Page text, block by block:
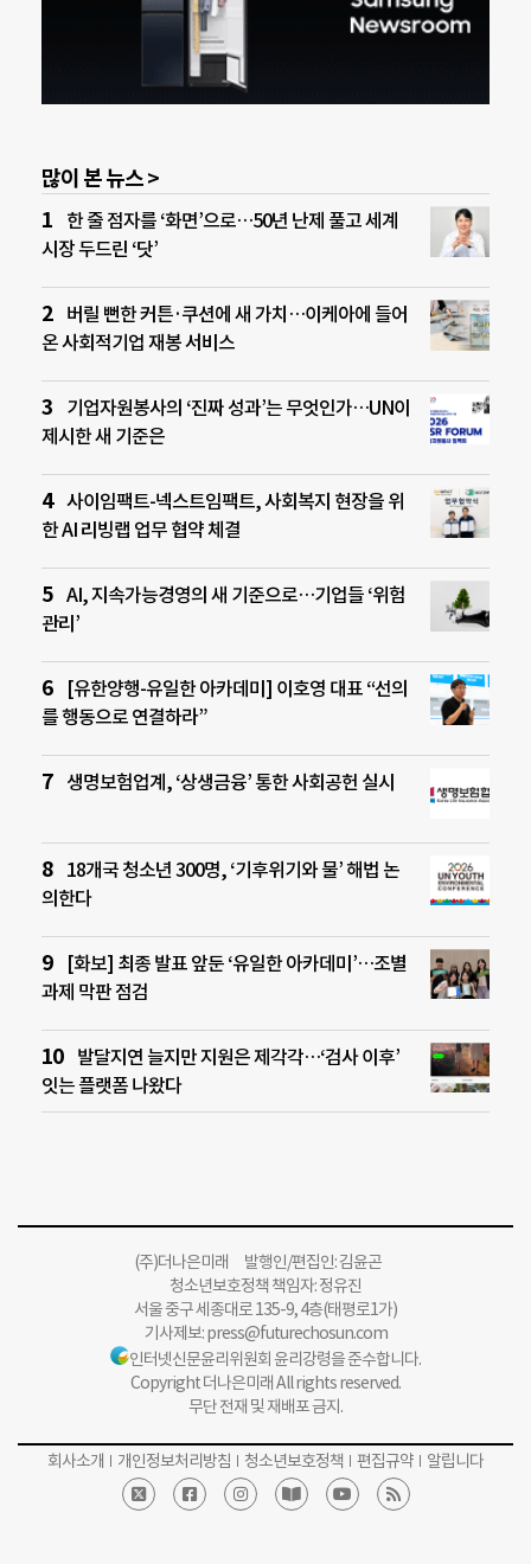
많이 본 뉴스 >
한 줄 점자를 ‘화면’으로…50년 난제 풀고 세계
시장 두드린 ‘닷’
버릴 뻔한 커튼·쿠션에 새 가치…이케아에 들어
온 사회적기업 재봉 서비스
기업자원봉사의 ‘진짜 성과’는 무엇인가…UN이
제시한 새 기준은
사이임팩트-넥스트임팩트, 사회복지 현장을 위
한 AI 리빙랩 업무 협약 체결
AI, 지속가능경영의 새 기준으로…기업들 ‘위험
관리’
[유한양행-유일한 아카데미] 이호영 대표 “선의
를 행동으로 연결하라”
생명보험업계, ‘상생금융’ 통한 사회공헌 실시
18개국 청소년 300명, ‘기후위기와 물’ 해법 논
의한다
[화보] 최종 발표 앞둔 ‘유일한 아카데미’…조별
과제 막판 점검
발달지연 늘지만 지원은 제각각…‘검사 이후’
잇는 플랫폼 나왔다
(주)더나은미래 발행인/편집인: 김윤곤
청소년보호정책 책임자: 정유진
서울 중구 세종대로 135-9, 4층(태평로1가)
기사제보:press@futurechosun.com
인터넷신문윤리위원회 윤리강령을 준수합니다.
Copyright 더나은미래 All rights reserved.
무단 전재 및 재배포 금지.
회사소개 개인정보처리방침 청소년보호정책 편집규약 알립니다